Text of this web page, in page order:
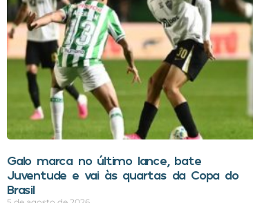
Galo marca no último lance, bate
Juventude e vai às quartas da Copa do
Brasil